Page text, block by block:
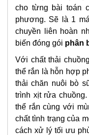
cho từng bài toán
phương. Sẽ là 1
chuyền liên hoàn
biến đóng gói phân
Với chất thải
thể rắn là hỗn hợp
thải chăn nuôi bò
trình xịt rửa
thể rắn cùng với
chất tình trạng của
cách xử lý tối ưu